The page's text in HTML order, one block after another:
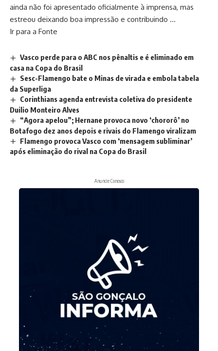
ainda não foi apresentado oficialmente à imprensa, mas
estreou deixando boa impressão e contribuindo …
Ir para a Fonte
Vasco perde para o ABC nos pênaltis e é eliminado em
casa na Copa do Brasil
Sesc-Flamengo bate o Minas de virada e embola tabela
da Superliga
Corinthians agenda entrevista coletiva do presidente
Duilio Monteiro Alves
“Agora apelou”; Hernane provoca novo ‘chororô’ no
Botafogo dez anos depois e rivais do Flamengo viralizam
Flamengo provoca Vasco com ‘mensagem subliminar’
após eliminação do rival na Copa do Brasil
Anuncie Conosco